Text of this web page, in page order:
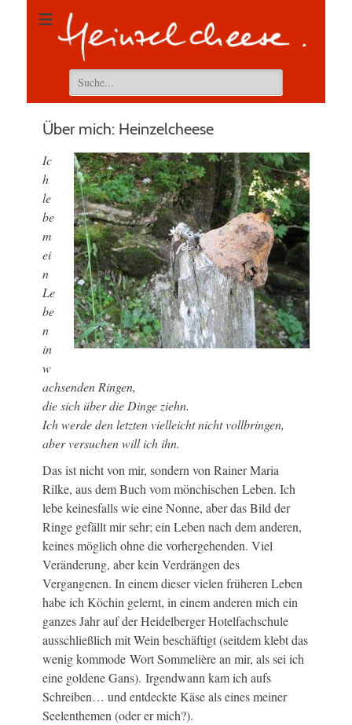
Suchen
nach:
Über mich: Heinzelcheese
Ic
h
le
be
m
ei
n
Le
be
n
in
w
achsenden Ringen,
die sich über die Dinge ziehn.
Ich werde den letzten vielleicht nicht vollbringen,
aber versuchen will ich ihn.
Das ist nicht von mir, sondern von Rainer Maria
Rilke, aus dem Buch vom mönchischen Leben. Ich
lebe keinesfalls wie eine Nonne, aber das Bild der
Ringe gefällt mir sehr; ein Leben nach dem anderen,
keines möglich ohne die vorhergehenden. Viel
Veränderung, aber kein Verdrängen des
Vergangenen. In einem dieser vielen früheren Leben
habe ich Köchin gelernt, in einem anderen mich ein
ganzes Jahr auf der Heidelberger Hotelfachschule
ausschließlich mit Wein beschäftigt (seitdem klebt das
wenig kommode Wort Sommelière an mir, als sei ich
eine goldene Gans). Irgendwann kam ich aufs
Schreiben… und entdeckte Käse als eines meiner
Seelenthemen (oder er mich?).